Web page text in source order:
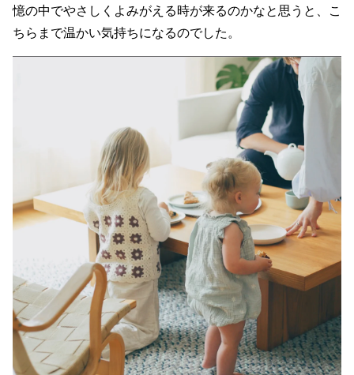
憶の中でやさしくよみがえる時が来るのかなと思うと、こ
ちらまで温かい気持ちになるのでした。